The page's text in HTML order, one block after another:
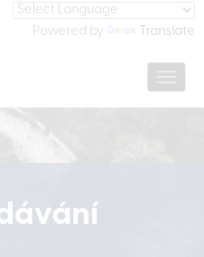
Powered by Translate